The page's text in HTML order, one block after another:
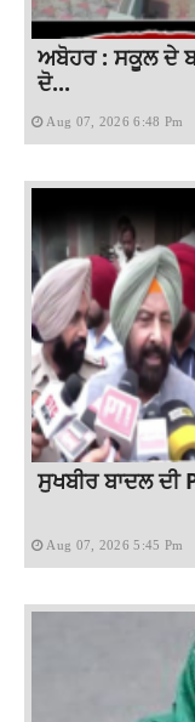
ਅਬੋਹਰ : ਸਕੂਲ ਦੇ
ਦੋ...
Aug 07, 2026 6:48 Pm
ਸੁਖਬੀਰ ਬਾਦਲ ਦੀ
Aug 07, 2026 5:45 Pm